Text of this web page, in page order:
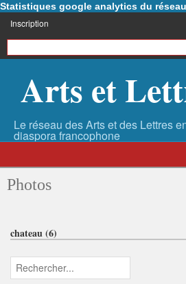
Statistiques google analytics du
Inscription
Arts et
Photos
chateau (6)